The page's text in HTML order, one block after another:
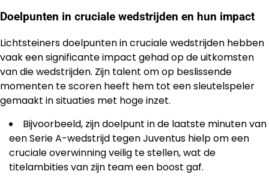
Doelpunten in cruciale wedstrijden en hun impact
Lichtsteiners doelpunten in cruciale wedstrijden hebben
vaak een significante impact gehad op de uitkomsten
van die wedstrijden. Zijn talent om op beslissende
momenten te scoren heeft hem tot een sleutelspeler
gemaakt in situaties met hoge inzet.
Bijvoorbeeld, zijn doelpunt in de laatste minuten van
een Serie A-wedstrijd tegen Juventus hielp om een
cruciale overwinning veilig te stellen, wat de
titelambities van zijn team een boost gaf.